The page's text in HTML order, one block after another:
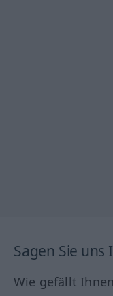
Sagen Sie
Wie gefällt